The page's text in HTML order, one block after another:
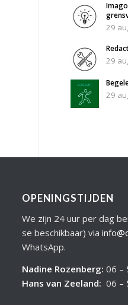
29
29
29
OPENINGSTIJDEN
We zijn 24 uur per dag
se beschikbaar) via
WhatsApp.
Nadine Rozenberg:06 –
Hans van Zeeland:06 –